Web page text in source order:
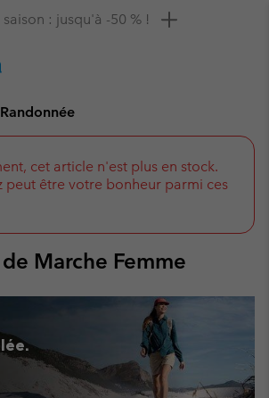
de 10 % à saisir
cet article n'est plus en stock.
peut être votre bonheur parmi ces
Marche Femme